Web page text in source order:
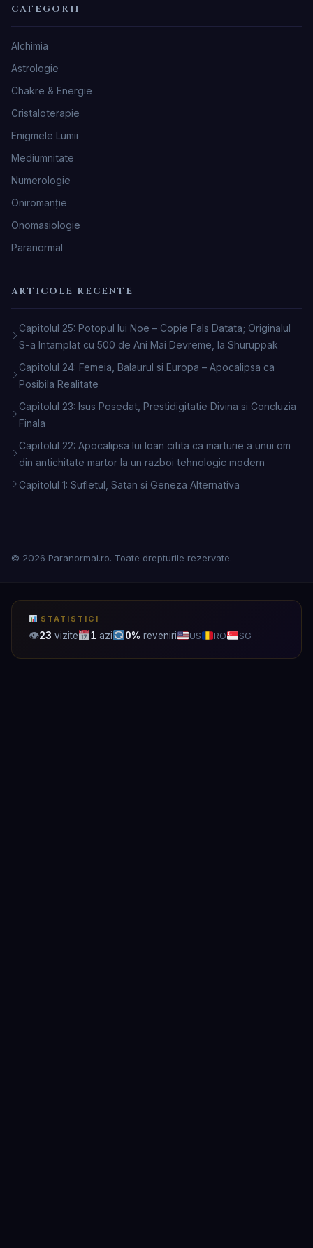
CATEGORII
Alchimia
Astrologie
Chakre & Energie
Cristaloterapie
Enigmele Lumii
Mediumnitate
Numerologie
Oniromanţie
Onomasiologie
Paranormal
ARTICOLE RECENTE
Capitolul 25: Potopul lui Noe – Copie Fals Datata; Originalul
S-a Intamplat cu 500 de Ani Mai Devreme, la Shuruppak
Capitolul 24: Femeia, Balaurul si Europa – Apocalipsa ca
Posibila Realitate
Capitolul 23: Isus Posedat, Prestidigitatie Divina si Concluzia
Finala
Capitolul 22: Apocalipsa lui Ioan citita ca marturie a unui om
din antichitate martor la un razboi tehnologic modern
Capitolul 1: Sufletul, Satan si Geneza Alternativa
© 2026 Paranormal.ro. Toate drepturile rezervate.
STATISTICI
👁23 vizite 1 azi 0% reveniri US RO SG